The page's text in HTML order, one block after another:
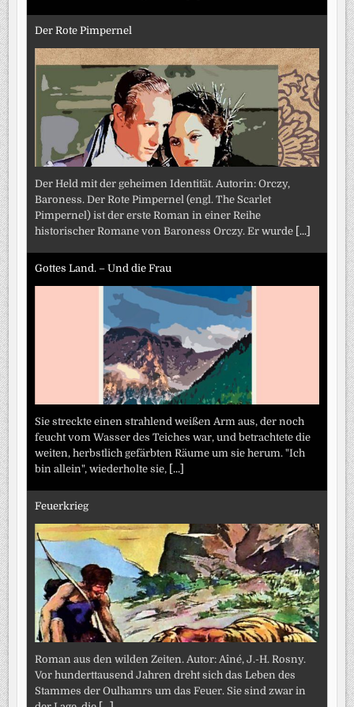
Der Rote Pimpernel
Der Held mit der geheimen Identität. Autorin: Orczy,
Baroness. Der Rote Pimpernel (engl. The Scarlet
Pimpernel) ist der erste Roman in einer Reihe
historischer Romane von Baroness Orczy. Er wurde [...]
Gottes Land. – Und die Frau
Sie streckte einen strahlend weißen Arm aus, der noch
feucht vom Wasser des Teiches war, und betrachtete die
weiten, herbstlich gefärbten Räume um sie herum. "Ich
bin allein", wiederholte sie, [...]
Feuerkrieg
Roman aus den wilden Zeiten. Autor: Aîné, J.-H. Rosny.
Vor hunderttausend Jahren dreht sich das Leben des
Stammes der Oulhamrs um das Feuer. Sie sind zwar in